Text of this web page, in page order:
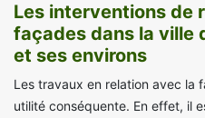
Les interventions de
façades dans la ville
et ses environs
Les travaux en relation avec la
utilité conséquente. En effet, il